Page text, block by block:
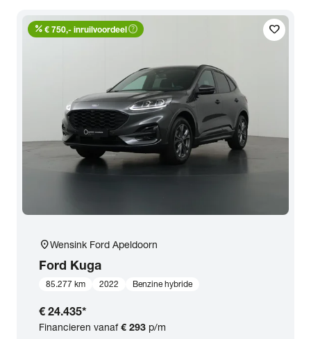
favorite
percent € 750,- inruilvoordeelhelp_outline
location_onWensink Ford Apeldoorn
Ford Kuga
85.277 km 2022 Benzine hybride
€ 24.435*
Financieren vanaf€ 293 p/m